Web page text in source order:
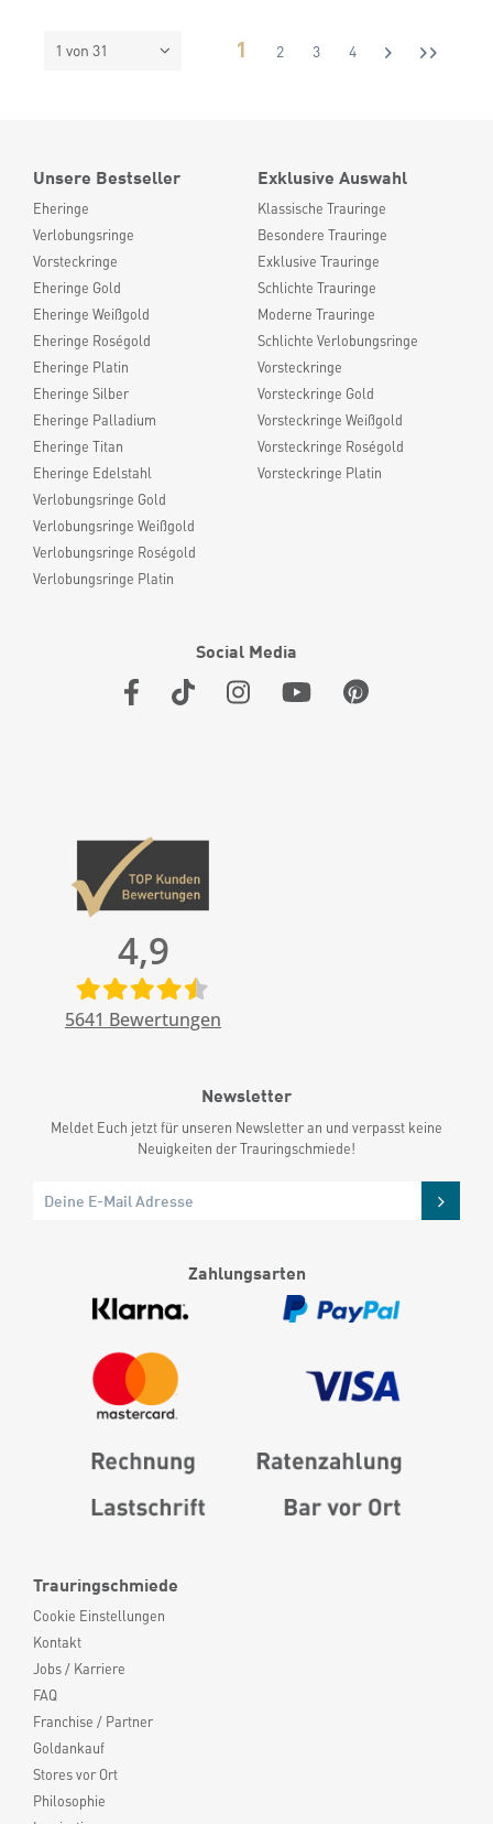
1 von 31 1 2 3 4
Unsere Bestseller
Eheringe
Verlobungsringe
Vorsteckringe
Eheringe Gold
Eheringe Weißgold
Eheringe Roségold
Eheringe Platin
Eheringe Silber
Eheringe Palladium
Eheringe Titan
Eheringe Edelstahl
Verlobungsringe Gold
Verlobungsringe Weißgold
Verlobungsringe Roségold
Verlobungsringe Platin
Exklusive Auswahl
Klassische Trauringe
Besondere Trauringe
Exklusive Trauringe
Schlichte Trauringe
Moderne Trauringe
Schlichte Verlobungsringe
Vorsteckringe
Vorsteckringe Gold
Vorsteckringe Weißgold
Vorsteckringe Roségold
Vorsteckringe Platin
Trauringschmiede
Cookie Einstellungen
Kontakt
Jobs / Karriere
FAQ
Franchise / Partner
Goldankauf
Stores vor Ort
Philosophie
Social Media
4,9
5641 Bewertungen
Newsletter
Meldet Euch jetzt für unseren Newsletter an und verpasst keine
Neuigkeiten der Trauringschmiede!
Zahlungsarten